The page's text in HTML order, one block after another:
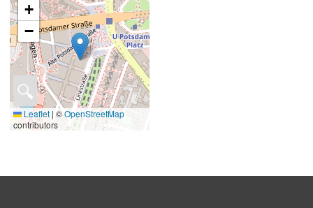
🔍
+
−
Leaflet | ©OpenStreetMap
contributors